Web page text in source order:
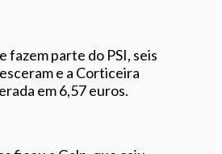
fazem parte do PSI, seis
e a Corticeira
em 6,57 euros.